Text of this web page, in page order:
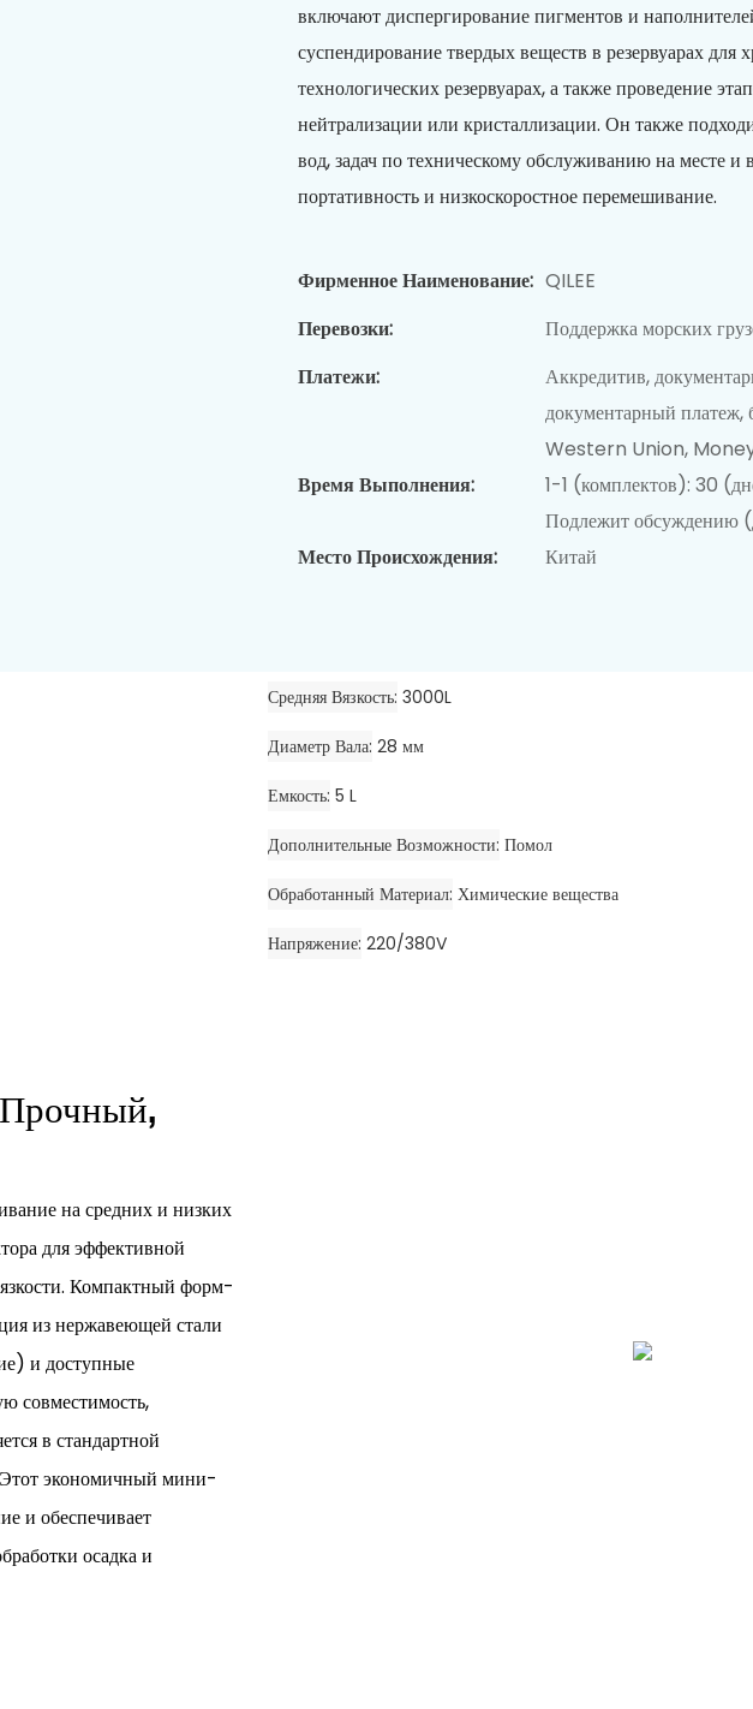
включают диспергирование пигментов и
суспендирование твердых веществ в резервуарах для
технологических резервуарах, а также проведение
нейтрализации или кристаллизации. Он также
вод, задач по техническому обслуживанию на месте и
портативность и низкоскоростное перемешивание.
Фирменное Наименование: QILEE
Перевозки:
Поддержка морских
Платежи:
Аккредитив,
документарный платеж,
Western Union,
Время Выполнения:
1-1 (комплектов): 30
Подлежит обсуждению
Место Происхождения:
Китай
Средняя Вязкость 3000L
Диаметр Вала 28 мм
Емкость 5 L
Дополнительные Возможности Помол
Обработанный Материал Химические вещества
Напряжение 220/380V
на средних и низких
для эффективной
Компактный форм-
из нержавеющей стали
и доступные
совместимость,
в стандартной
Этот экономичный мини-
и обеспечивает
осадка и